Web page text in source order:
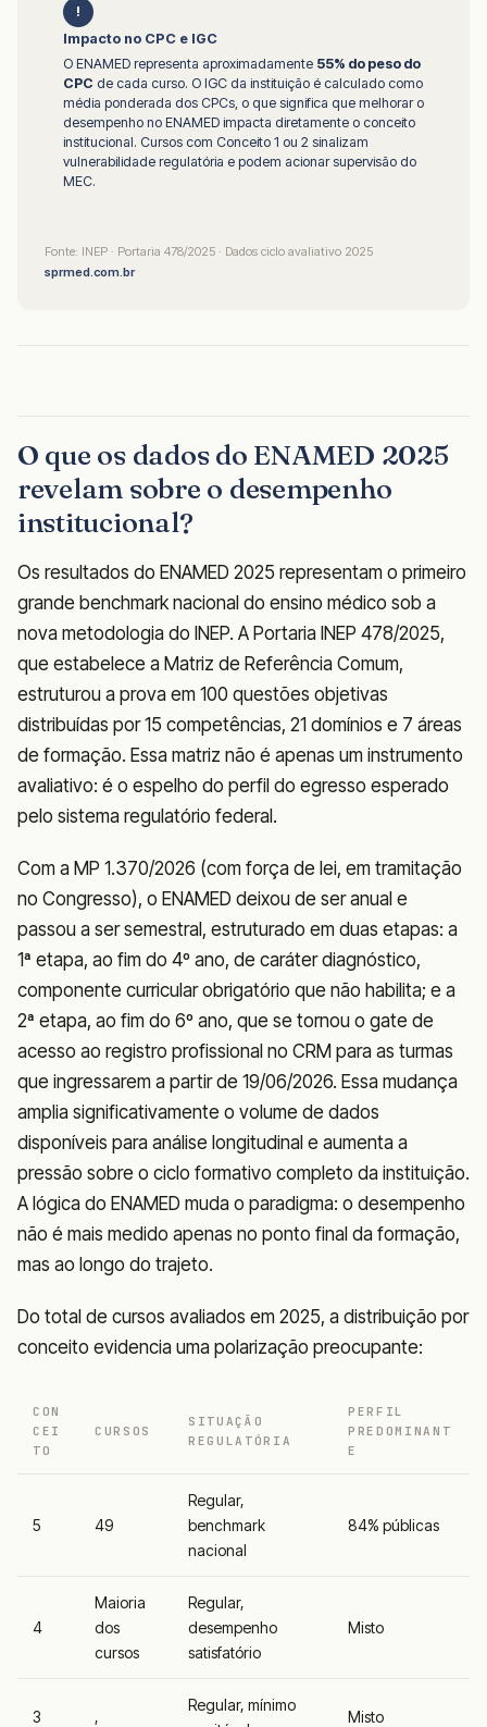
!
Impacto no CPC e IGC
O ENAMED representa aproximadamente 55% do peso do
CPC de cada curso. O IGC da instituição é calculado como
média ponderada dos CPCs, o que significa que melhorar o
desempenho no ENAMED impacta diretamente o conceito
institucional. Cursos com Conceito 1 ou 2 sinalizam
vulnerabilidade regulatória e podem acionar supervisão do
MEC.
Fonte: INEP · Portaria 478/2025 · Dados ciclo avaliativo 2025
sprmed.com.br
O que os dados do ENAMED 2025
revelam sobre o desempenho
institucional?
Os resultados do ENAMED 2025 representam o primeiro
grande benchmark nacional do ensino médico sob a
nova metodologia do INEP. A Portaria INEP 478/2025,
que estabelece a Matriz de Referência Comum,
estruturou a prova em 100 questões objetivas
distribuídas por 15 competências, 21 domínios e 7 áreas
de formação. Essa matriz não é apenas um instrumento
avaliativo: é o espelho do perfil do egresso esperado
pelo sistema regulatório federal.
Com a MP 1.370/2026 (com força de lei, em tramitação
no Congresso), o ENAMED deixou de ser anual e
passou a ser semestral, estruturado em duas etapas: a
1ª etapa, ao fim do 4º ano, de caráter diagnóstico,
componente curricular obrigatório que não habilita; e a
2ª etapa, ao fim do 6º ano, que se tornou o gate de
acesso ao registro profissional no CRM para as turmas
que ingressarem a partir de 19/06/2026. Essa mudança
amplia significativamente o volume de dados
disponíveis para análise longitudinal e aumenta a
pressão sobre o ciclo formativo completo da instituição.
A lógica do ENAMED muda o paradigma: o desempenho
não é mais medido apenas no ponto final da formação,
mas ao longo do trajeto.
Do total de cursos avaliados em 2025, a distribuição por
conceito evidencia uma polarização preocupante:
CON
CEI
TO
CURSOS
SITUAÇÃO
REGULATÓRIA
PERFIL
PREDOMINANT
E
5 49
Regular,
benchmark
nacional
84% públicas
4
Maioria
dos
cursos
Regular,
desempenho
satisfatório
Misto
3 ,
Regular, mínimo
Misto